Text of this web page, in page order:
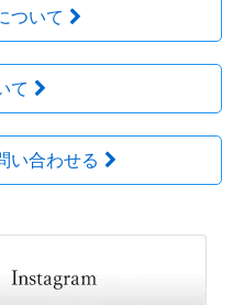
ついて
て
い合わせる